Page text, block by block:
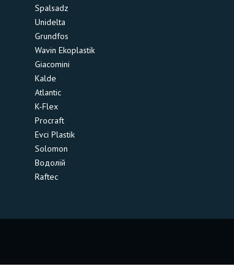
Spalsadz
Unidelta
Grundfos
Wavin Ekoplastik
Giacomini
Kalde
Atlantic
K-Flex
Procraft
Evci Plastik
Solomon
Водолій
Raftec